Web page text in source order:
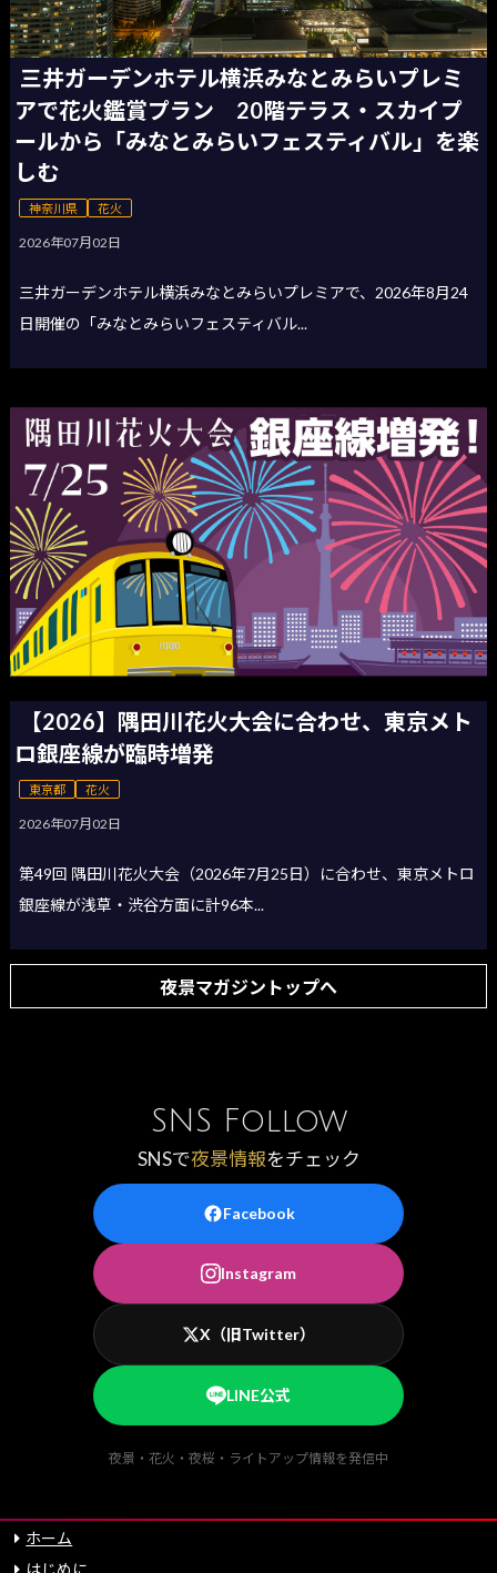
三井ガーデンホテル横浜みなとみらいプレミ
アで花火鑑賞プラン 20階テラス・スカイプ
ールから「みなとみらいフェスティバル」を楽
しむ
神奈川県 花火
2026年07月02日
三井ガーデンホテル横浜みなとみらいプレミアで、2026年8月24
日開催の「みなとみらいフェスティバル...
【2026】隅田川花火大会に合わせ、東京メト
ロ銀座線が臨時増発
東京都 花火
2026年07月02日
第49回 隅田川花火大会（2026年7月25日）に合わせ、東京メトロ
銀座線が浅草・渋谷方面に計96本...
夜景マガジントップへ
SNS Follow
SNSで夜景情報をチェック
Facebook
Instagram
X（旧Twitter）
LINE公式
夜景・花火・夜桜・ライトアップ情報を発信中
ホーム